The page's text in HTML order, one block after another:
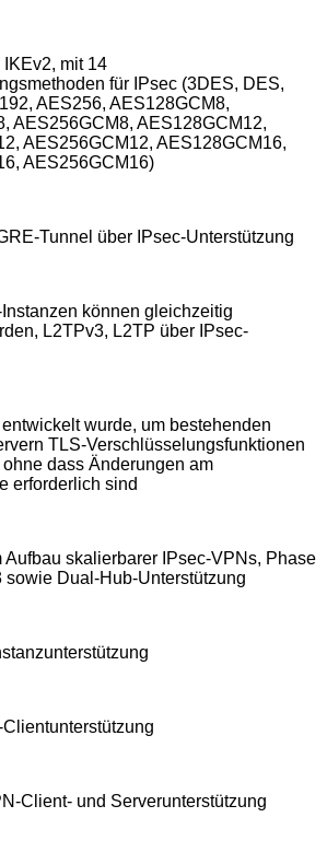
mit 14
für IPsec (3DES, DES,
AES256, AES128GCM8,
AES256GCM8, AES128GCM12,
AES256GCM12, AES128GCM16,
AES256GCM16)
Tunnel über IPsec-Unterstützung
können gleichzeitig
L2TPv3, L2TP über IPsec-
wurde, um bestehenden
TLS-Verschlüsselungsfunktionen
dass Änderungen am
erforderlich sind
Aufbau skalierbarer IPsec-VPNs, Phase
sowie Dual-Hub-Unterstützung
Client- und Serverunterstützung